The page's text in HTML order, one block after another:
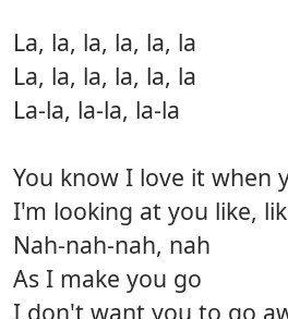
La, la, la, la, la, la
La, la, la, la, la, la
La-la, la-la, la-la
You know I love it when
I'm looking at you like,
Nah-nah-nah, nah
As I make you go
I don't want you to go